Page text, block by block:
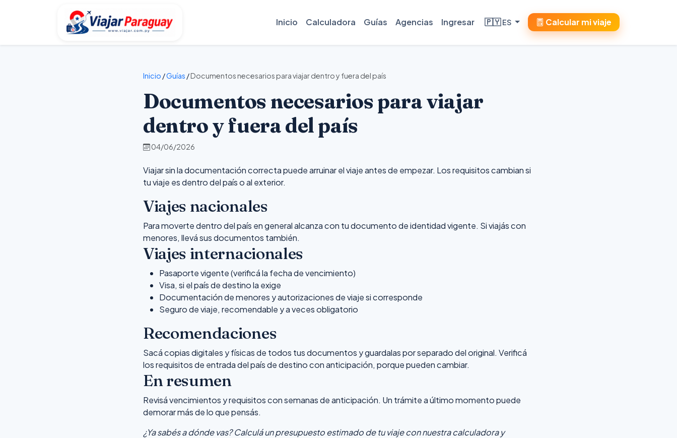
Inicio Calculadora Guías Agencias Ingresar 🇵🇾ES Calcular mi viaje
Inicio /Guías /Documentos necesarios para viajar dentro y fuera del país
Documentos necesarios para viajar
dentro y fuera del país
04/06/2026
Viajar sin la documentación correcta puede arruinar el viaje antes de empezar. Los requisitos cambian si
tu viaje es dentro del país o al exterior.
Viajes nacionales
Para moverte dentro del país en general alcanza con tu documento de identidad vigente. Si viajás con
menores, llevá sus documentos también.
Viajes internacionales
Pasaporte vigente (verificá la fecha de vencimiento)
Visa, si el país de destino la exige
Documentación de menores y autorizaciones de viaje si corresponde
Seguro de viaje, recomendable y a veces obligatorio
Recomendaciones
Sacá copias digitales y físicas de todos tus documentos y guardalas por separado del original. Verificá
los requisitos de entrada del país de destino con anticipación, porque pueden cambiar.
En resumen
Revisá vencimientos y requisitos con semanas de anticipación. Un trámite a último momento puede
demorar más de lo que pensás.
¿Ya sabés a dónde vas? Calculá un presupuesto estimado de tu viaje con nuestra calculadora y